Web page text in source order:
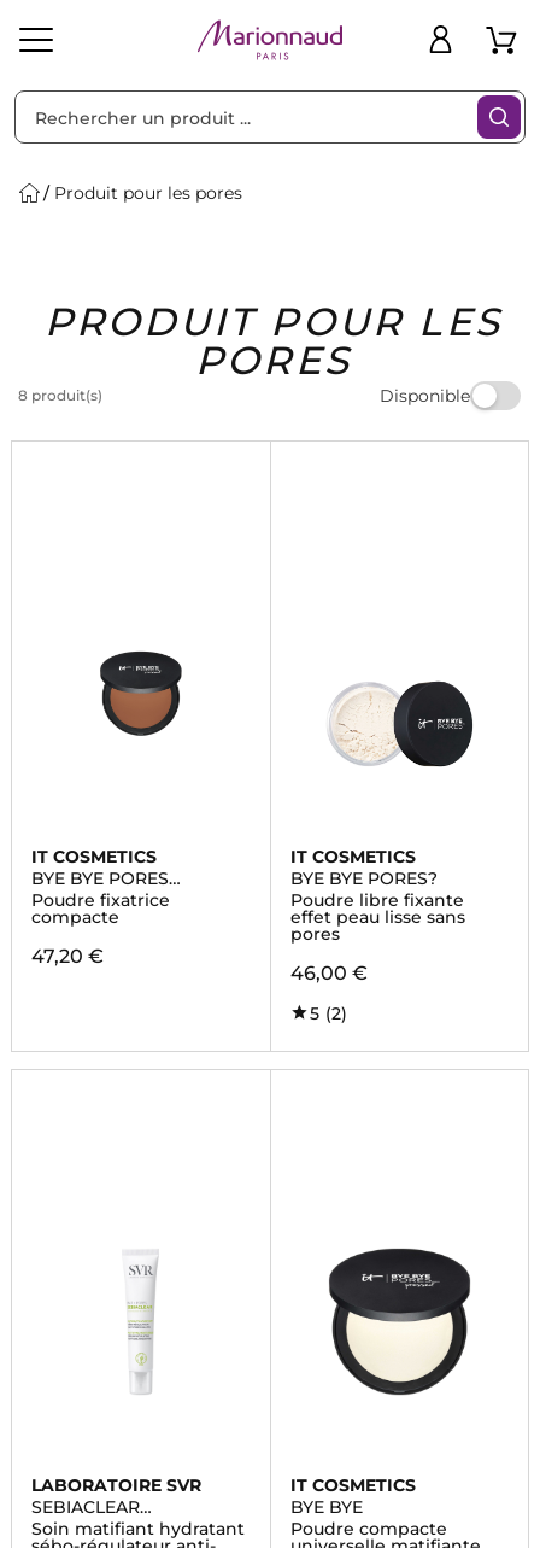
Solaire Homme Marques Idées
Cadeaux
Bons
Plans
Produit pour les pores
PRODUIT POUR LES
PORES
8 produit(s) Disponible
Filtres
IT COSMETICS
BYE BYE PORES
PRESSED™
Poudre fixatrice
compacte
47,20 €
IT COSMETICS
BYE BYE PORES?
Poudre libre fixante
effet peau lisse sans
pores
46,00 €
5 (2)
LABORATOIRE SVR
SEBIACLEAR
MAT+PORES
Soin matifiant hydratant
IT COSMETICS
BYE BYE
Poudre compacte